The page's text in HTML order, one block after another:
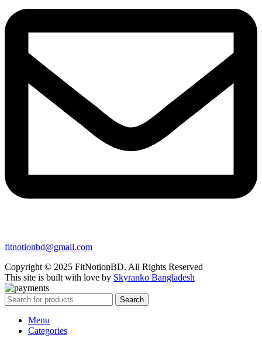
fitnotionbd@gmail.com
Copyright © 2025 FitNotionBD. All Rights Reserved
This site is built with love by Skyranko Bangladesh
Search
Menu
Categories